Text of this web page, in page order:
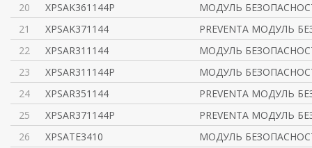
20
XPSAK361144P
МОДУЛЬ
21
XPSAK371144
PREVENTA МОДУЛЬ
22
XPSAR311144
МОДУЛЬ
23
XPSAR311144P
МОДУЛЬ
24
XPSAR351144
PREVENTA МОДУЛЬ
25
XPSAR371144P
PREVENTA МОДУЛЬ
26
XPSATE3410
МОДУЛЬ